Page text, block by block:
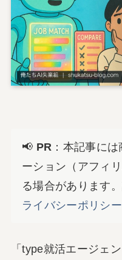
📢 PR ：本記事に
ーション（アフィ
る場合があります
ライバシーポリシー
「type就活エージェ